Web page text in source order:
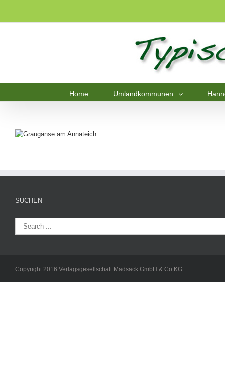
Home Umlandkommunen
SUCHEN
Copyright 2016 Verlagsgesellschaft Madsack GmbH & Co KG